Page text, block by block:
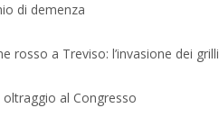
di demenza
rosso a Treviso: l’invasione dei grilli
oltraggio al Congresso